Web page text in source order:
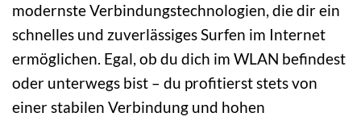
modernste Verbindungstechnologien, die dir ein
schnelles und zuverlässiges Surfen im Internet
ermöglichen. Egal, ob du dich im WLAN befindest
oder unterwegs bist – du profitierst stets von
einer stabilen Verbindung und hohen